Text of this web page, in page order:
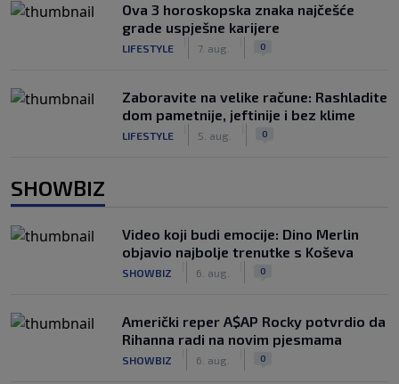
Ova 3 horoskopska znaka najčešće
grade uspješne karijere
LIFESTYLE 7. aug. 0
Zaboravite na velike račune: Rashladite
dom pametnije, jeftinije i bez klime
LIFESTYLE 5. aug. 0
SHOWBIZ
Video koji budi emocije: Dino Merlin
objavio najbolje trenutke s Koševa
SHOWBIZ 6. aug. 0
Američki reper A$AP Rocky potvrdio da
Rihanna radi na novim pjesmama
SHOWBIZ 6. aug. 0